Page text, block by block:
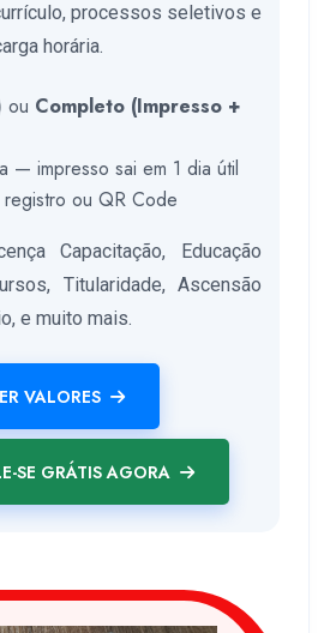
processos seletivos e
horária.
ou Completo (Impresso +
— impresso sai em 1 dia útil
ou QR Code
Capacitação, Educação
Titularidade, Ascensão
e muito mais.
VALORES
SE GRÁTIS AGORA